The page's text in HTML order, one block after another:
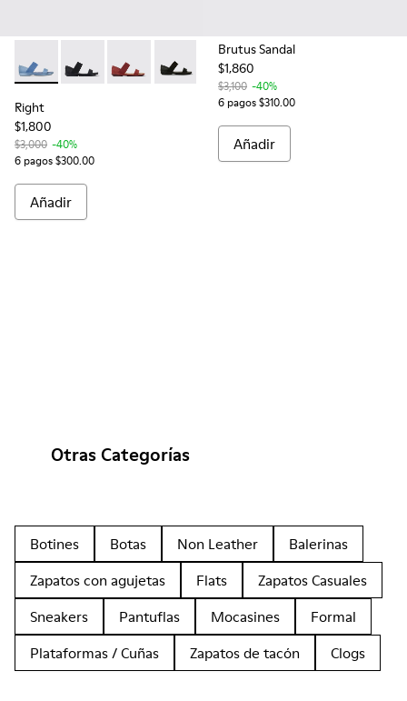
Right - 21735-016 - Blue
Right - 21735-086
Right - 21735-085
Right - 21735-008
Right
$1,800
$3,000 -40%
6 pagos $300.00
Añadir
Brutus Sandal
$1,860
$3,100 -40%
6 pagos $310.00
Añadir
Otras Categorías
Botines Botas Non Leather
Balerinas
Zapatos con agujetas
Flats
Zapatos Casuales
Sneakers
Pantuflas Mocasines
Formal
Plataformas / Cuñas
Zapatos de tacón Clogs